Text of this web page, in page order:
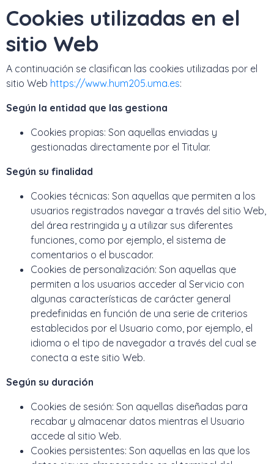
Cookies utilizadas en el
sitio Web
A continuación se clasifican las cookies utilizadas por el
sitio Web https://www.hum205.uma.es:
Según la entidad que las gestiona
Cookies propias: Son aquellas enviadas y
gestionadas directamente por el Titular.
Según su finalidad
Cookies técnicas: Son aquellas que permiten a los
usuarios registrados navegar a través del sitio Web,
del área restringida y a utilizar sus diferentes
funciones, como por ejemplo, el sistema de
comentarios o el buscador.
Cookies de personalización: Son aquellas que
permiten a los usuarios acceder al Servicio con
algunas características de carácter general
predefinidas en función de una serie de criterios
establecidos por el Usuario como, por ejemplo, el
idioma o el tipo de navegador a través del cual se
conecta a este sitio Web.
Según su duración
Cookies de sesión: Son aquellas diseñadas para
recabar y almacenar datos mientras el Usuario
accede al sitio Web.
Cookies persistentes: Son aquellas en las que los